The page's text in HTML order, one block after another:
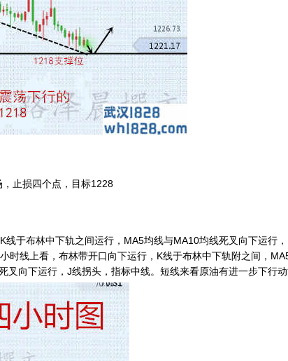
止损四个点，目标1228
布林中下轨之间运行，MA5均线与MA10均线死叉向下运行
时线上看，布林带开口向下运行，K线于布林中下轨附之间，
向下运行，J线拐头，指标中线。短线来看原油有进一步下行动